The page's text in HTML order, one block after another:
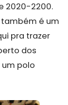
2020-2200.
é um
pra trazer
dos
polo